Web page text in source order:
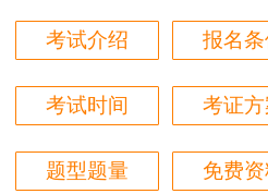
注：详情请至丹东市
站查看。
太喜欢王英老师了
用户m5****68
平台历史购买的课程，老师
老师讲的很细致很认真，课
考试介绍 报名
考试时间 考证方
题型题量 免费